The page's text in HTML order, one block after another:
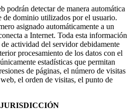
podrán detectar de manera automática
dominio utilizados por el usuario.
asignado automáticamente a un
a Internet. Toda esta información
actividad del servidor debidamente
procesamiento de los datos con el
estadísticas que permitan
de páginas, el número de visitas
el orden de visitas, el punto de